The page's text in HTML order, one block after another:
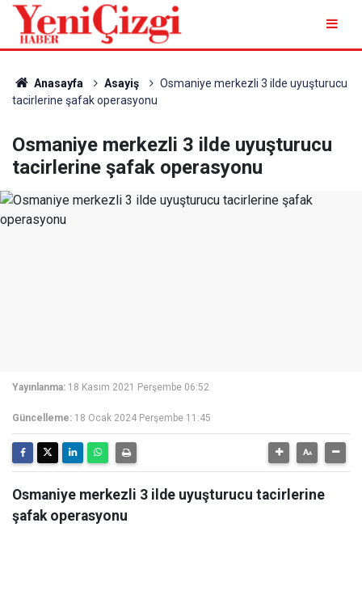
Anasayfa Asayiş
Osmaniye merkezli 3 ilde uyuşturucu
tacirlerine şafak operasyonu
Osmaniye merkezli 3 ilde uyuşturucu
tacirlerine şafak operasyonu
Yayınlanma: 18 Kasım 2021 Perşembe 06:52
Güncelleme: 18 Ocak 2024 Perşembe 11:45
Osmaniye merkezli 3 ilde uyuşturucu tacirlerine
şafak operasyonu